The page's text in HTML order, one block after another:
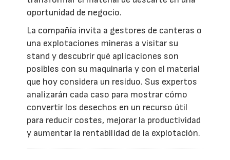
oportunidad de negocio.
La compañía invita a gestores de canteras o
una explotaciones mineras a visitar su
stand y descubrir qué aplicaciones son
posibles con su maquinaria y con el material
que hoy considera un residuo. Sus expertos
analizarán cada caso para mostrar cómo
convertir los desechos en un recurso útil
para reducir costes, mejorar la productividad
y aumentar la rentabilidad de la explotación.